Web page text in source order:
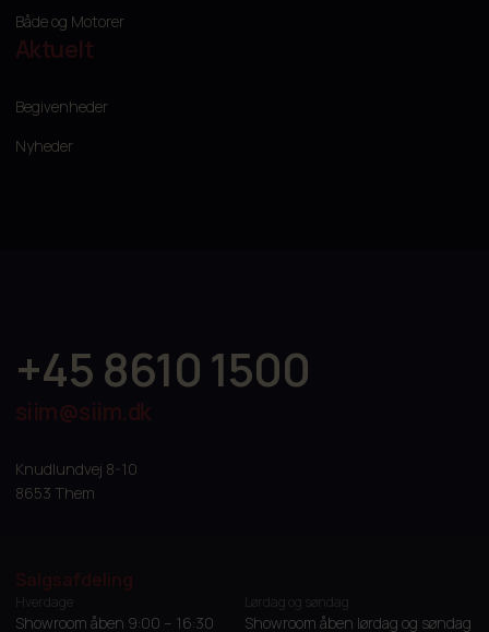
Både og Motorer
Aktuelt
Begivenheder
Nyheder
+45 8610 1500
siim@siim.dk
Knudlundvej 8-10
8653 Them
Salgsafdeling
Hverdage
Showroom åben 9:00 – 16:30
Lørdag og søndag
Showroom åben lørdag og søndag